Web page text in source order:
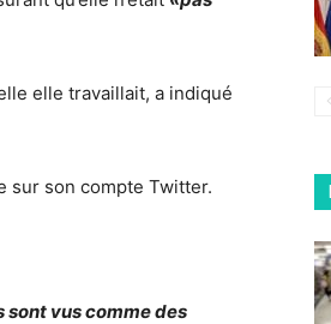
elle travaillait, a indiqué
sur son compte Twitter.
sont vus comme des